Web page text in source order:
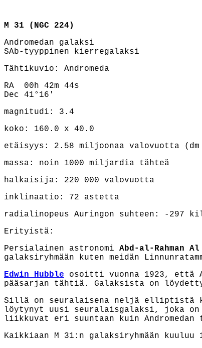
M 31 (NGC 224)
Andromedan galaksi
SAb-tyyppinen kierregalaksi
Tähtikuvio: Andromeda
RA 00h 42m 44s
Dec 41°16'
magnitudi: 3.4
koko: 160.0 x 40.0
etäisyys: 2.58 miljoonaa valovuotta (dm
massa: noin 1000 miljardia tähteä
halkaisija: 220 000 valovuotta
inklinaatio: 72 astetta
radialinopeus Auringon suhteen: -297
Erityistä:
Persialainen astronomi Abd-al-Rahman
galaksiryhmään kuten meidän
Edwin Hubble osoitti vuonna 1923, että
pääsarjan tähtiä. Galaksista on
Sillä on seuralaisena neljä elliptistä
löytynyt uusi seuralaisgalaksi, joka
liikkuvat eri suuntaan kuin Andromedan
Kaikkiaan M 31:n galaksiryhmään kuuluu